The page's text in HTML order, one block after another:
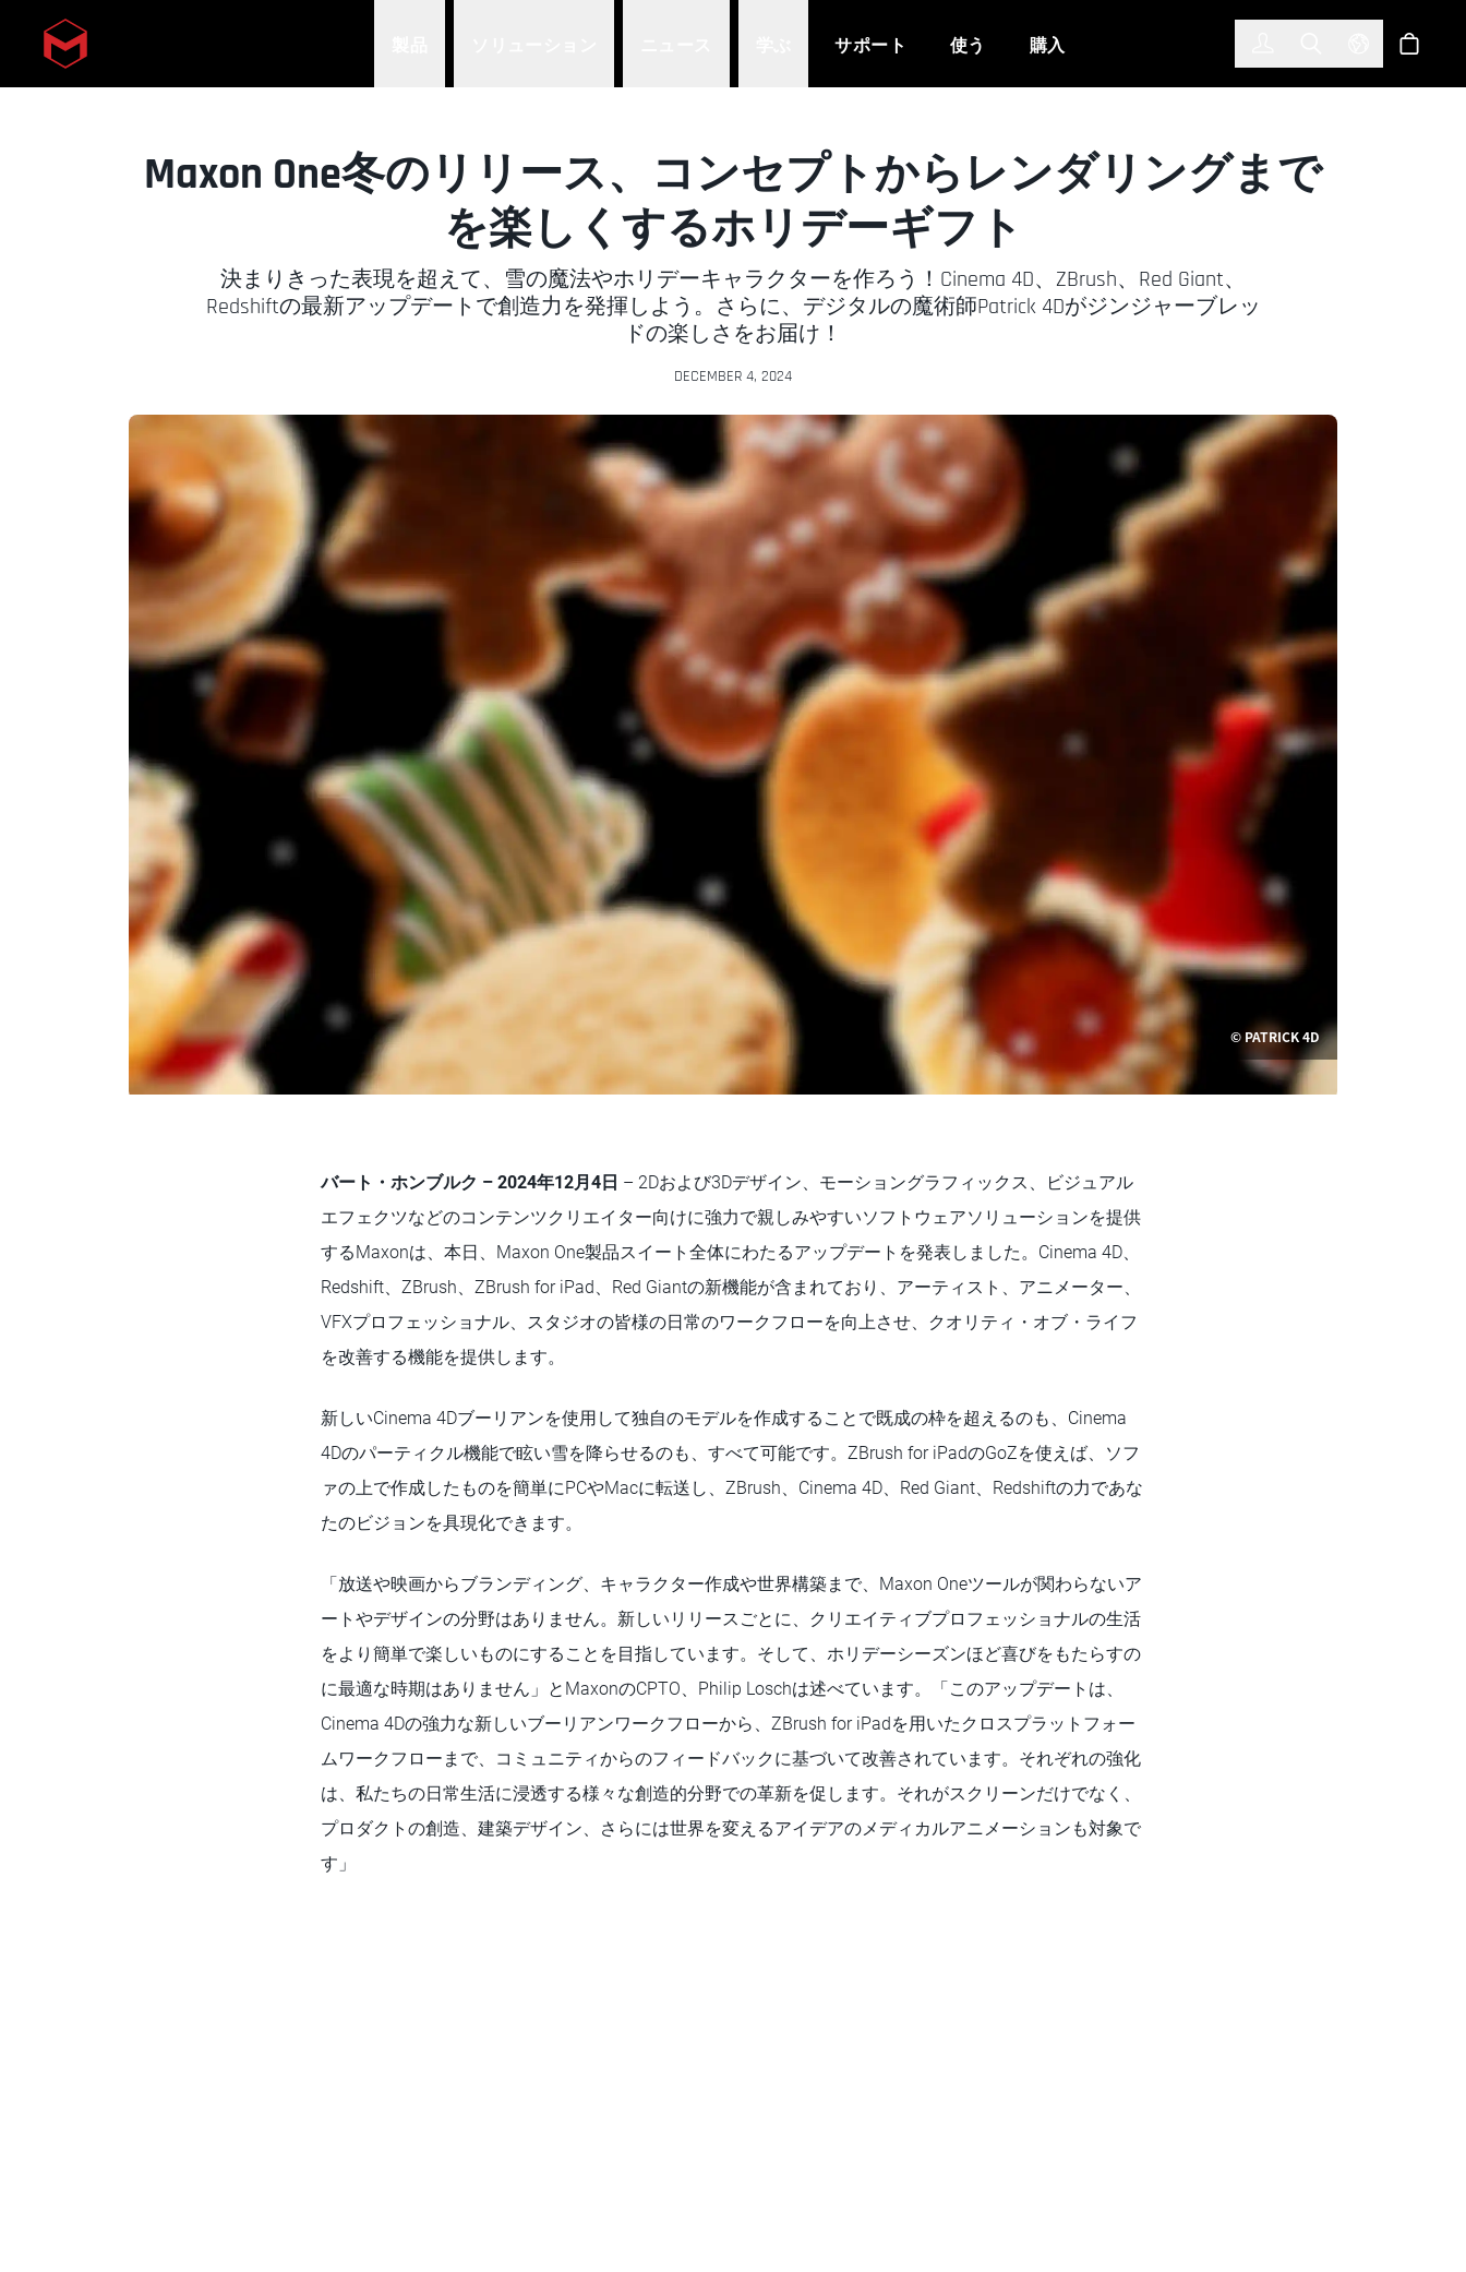
Skip to main content サポート 使う 購入 Toggle Search
Selectショッ
© PATRICK 4D
Maxon One冬のリリース、コンセプトからレンダリングまで
を楽しくするホリデーギフト
決まりきった表現を超えて、雪の魔法やホリデーキャラクターを作ろう！Cinema 4D、ZBrush、Red Giant、
Redshiftの最新アップデートで創造力を発揮しよう。さらに、デジタルの魔術師Patrick 4Dがジンジャーブレッ
ドの楽しさをお届け！
DECEMBER 4, 2024
バート・ホンブルク – 2024年12月4日 – 2Dおよび3Dデザイン、モーショングラフィックス、ビジュアル
エフェクツなどのコンテンツクリエイター向けに強力で親しみやすいソフトウェアソリューションを提供
するMaxonは、本日、Maxon One製品スイート全体にわたるアップデートを発表しました。Cinema 4D、
Redshift、ZBrush、ZBrush for iPad、Red Giantの新機能が含まれており、アーティスト、アニメーター、
VFXプロフェッショナル、スタジオの皆様の日常のワークフローを向上させ、クオリティ・オブ・ライフ
を改善する機能を提供します。
新しいCinema 4Dブーリアンを使用して独自のモデルを作成することで既成の枠を超えるのも、Cinema
4Dのパーティクル機能で眩い雪を降らせるのも、すべて可能です。ZBrush for iPadのGoZを使えば、ソフ
ァの上で作成したものを簡単にPCやMacに転送し、ZBrush、Cinema 4D、Red Giant、Redshiftの力であな
たのビジョンを具現化できます。
「放送や映画からブランディング、キャラクター作成や世界構築まで、Maxon Oneツールが関わらないア
ートやデザインの分野はありません。新しいリリースごとに、クリエイティブプロフェッショナルの生活
をより簡単で楽しいものにすることを目指しています。そして、ホリデーシーズンほど喜びをもたらすの
に最適な時期はありません」とMaxonのCPTO、Philip Loschは述べています。「このアップデートは、
Cinema 4Dの強力な新しいブーリアンワークフローから、ZBrush for iPadを用いたクロスプラットフォー
ムワークフローまで、コミュニティからのフィードバックに基づいて改善されています。それぞれの強化
は、私たちの日常生活に浸透する様々な創造的分野での革新を促します。それがスクリーンだけでなく、
プロダクトの創造、建築デザイン、さらには世界を変えるアイデアのメディカルアニメーションも対象で
す」